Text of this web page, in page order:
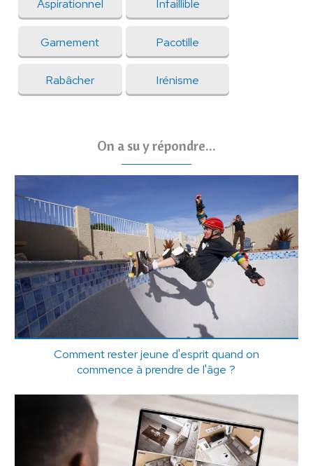
Aspirationnel Infaillible
Garnement Pacotille
Rabâcher Irénisme
On a su y répondre...
Comment rester jeune d'esprit quand on
commence à prendre de l'âge ?